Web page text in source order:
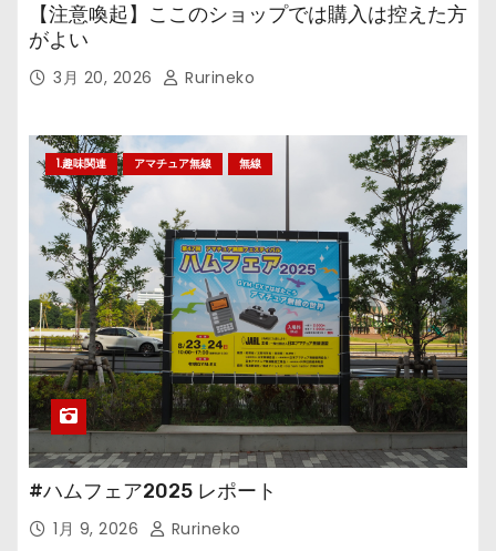
【注意喚起】ここのショップでは購入は控えた方
がよい
3月 20, 2026 Rurineko
1.趣味関連 アマチュア無線 無線
#ハムフェア2025 レポート
1月 9, 2026 Rurineko